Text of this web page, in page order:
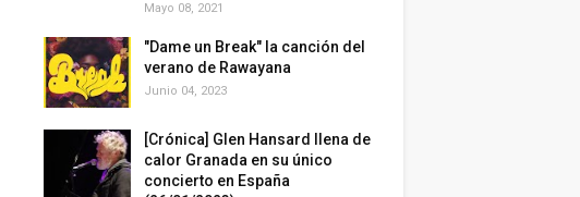
Mayo 08, 2021
"Dame un Break" la canción del
verano de Rawayana
Junio 04, 2023
[Crónica] Glen Hansard llena de
calor Granada en su único
concierto en España